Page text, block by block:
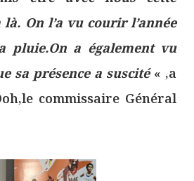
On l’a vu courir l’année
pluie.On a également vu
sa présence a suscité« ,a
commissaire Général